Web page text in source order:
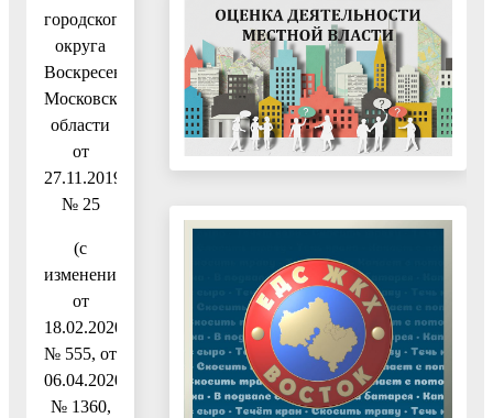
городского
округа
Воскресенск
Московской
области
от
27.11.2019
№ 25
(с
изменениями
от
18.02.2020
№ 555, от
06.04.2020
№ 1360,